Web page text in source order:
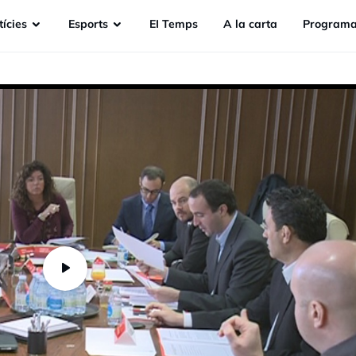
Esports EI Temps A la carta